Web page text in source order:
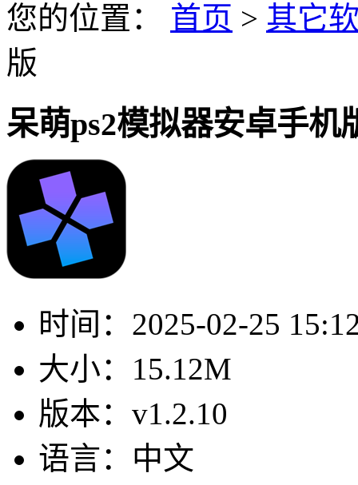
您的位置： 首页 > 其它
版
呆萌ps2模拟器安卓手机
时间： 2025-02-25
大小： 15.12M
版本： v1.2.10
语言： 中文